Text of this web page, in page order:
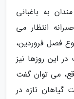
به باغبانی
انتظار می
فصل فروردین،
در این روزها نیز
می توان گفت
گیاهان تازه در